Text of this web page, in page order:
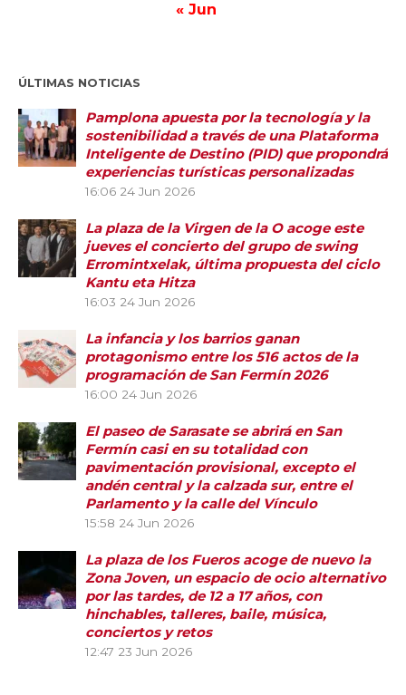
« Jun
ÚLTIMAS NOTICIAS
Pamplona apuesta por la tecnología y la
sostenibilidad a través de una Plataforma
Inteligente de Destino (PID) que propondrá
experiencias turísticas personalizadas
16:06 24 Jun 2026
La plaza de la Virgen de la O acoge este
jueves el concierto del grupo de swing
Erromintxelak, última propuesta del ciclo
Kantu eta Hitza
16:03 24 Jun 2026
La infancia y los barrios ganan
protagonismo entre los 516 actos de la
programación de San Fermín 2026
16:00 24 Jun 2026
El paseo de Sarasate se abrirá en San
Fermín casi en su totalidad con
pavimentación provisional, excepto el
andén central y la calzada sur, entre el
Parlamento y la calle del Vínculo
15:58 24 Jun 2026
La plaza de los Fueros acoge de nuevo la
Zona Joven, un espacio de ocio alternativo
por las tardes, de 12 a 17 años, con
hinchables, talleres, baile, música,
conciertos y retos
12:47 23 Jun 2026